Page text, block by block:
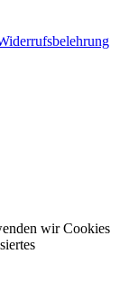
wir Cookies